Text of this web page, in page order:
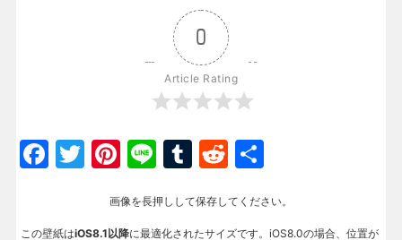
0
Article Rating
Facebook
Twitter
Pinterest
LineTumblr
Reddit
画像を長押しして保存してください。
この壁紙はiOS8.1以降に最適化されたサイズです。iOS8.0の場合、位置が